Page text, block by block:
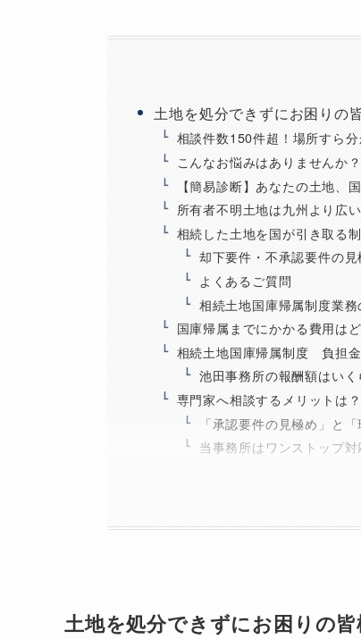
土地を処分できずにお困りの
相談件数150件超！場所すら
こんなお悩みはありませんか？
【簡易診断】あなたの土地、
所有者不明土地は九州より広
相続した土地を国が引き取る
却下要件・不承認要件の
よくあるご質問
相続土地国庫帰属制度業
国庫帰属までにかかる費用は
相続土地国庫帰属制度 負担
池田事務所の報酬額はいく
専門家へ相談するメリットは？
「承認要件の見極め」と
当事務所はワンストップ
土地を処分できずにお困りの